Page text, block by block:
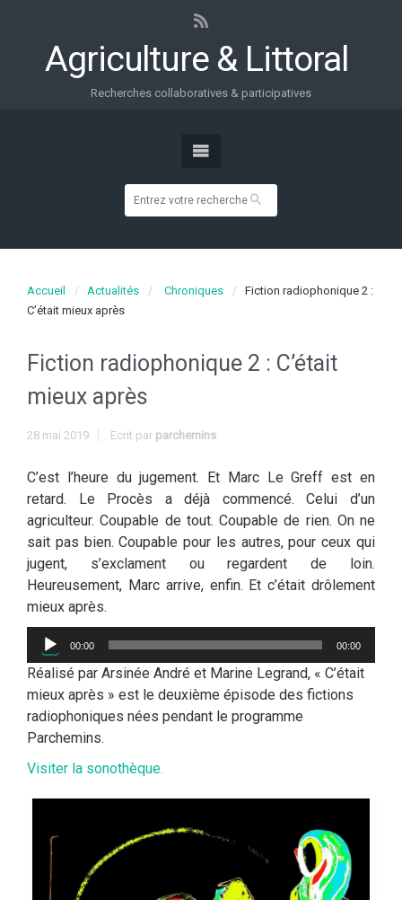
Agriculture & Littoral
Recherches collaboratives & participatives
Accueil Actualités Chroniques
Fiction radiophonique 2 :
C’était mieux après
Fiction radiophonique 2 : C’était
mieux après
28 mai 2019 Ecrit par parchemins
C’est l’heure du jugement. Et Marc Le Greff est en
retard. Le Procès a déjà commencé. Celui d’un
agriculteur. Coupable de tout. Coupable de rien. On ne
sait pas bien. Coupable pour les autres, pour ceux qui
jugent, s’exclament ou regardent de loin.
Heureusement, Marc arrive, enfin. Et c’était drôlement
mieux après.
Lecteur
audio
00:00 00:00
Réalisé par Arsinée André et Marine Legrand, « C’était
mieux après » est le deuxième épisode des fictions
radiophoniques nées pendant le programme
Parchemins.
Visiter la sonothèque.